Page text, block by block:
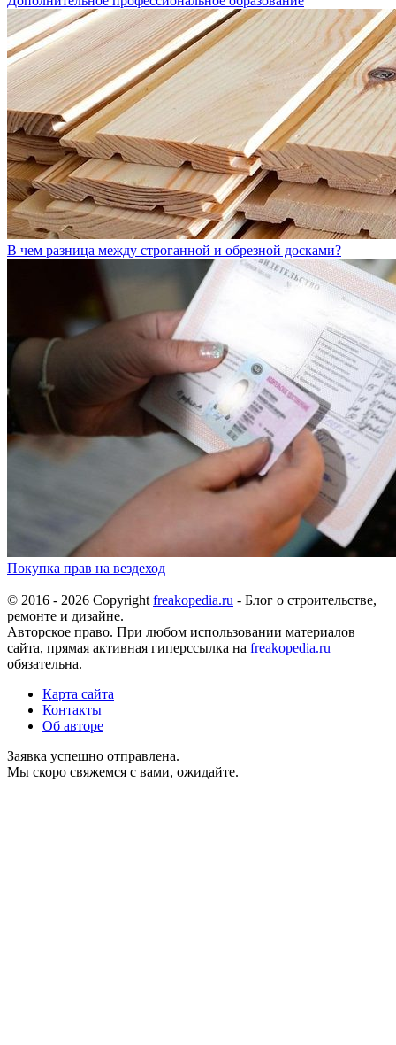
В чем разница между строганной и обрезной досками?
Покупка прав на вездеход
© 2016 - 2026 Copyrightfreakopedia.ru - Блог о строительстве,
ремонте и дизайне.
Авторское право. При любом использовании материалов
сайта, прямая активная гиперссылка на freakopedia.ru
обязательна.
Карта сайта
Контакты
Об авторе
Заявка успешно отправлена.
Мы скоро свяжемся с вами, ожидайте.